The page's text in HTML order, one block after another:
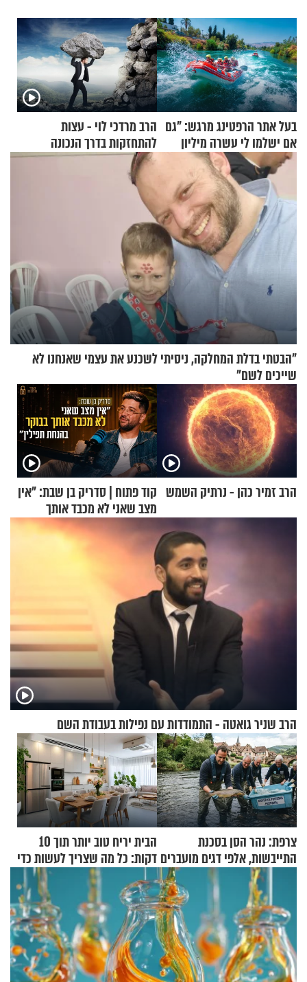
בעל אתר הרפטינג מרגש: "גם
אם ישלמו לי עשרה מיליון
שקלים - לא אפתח בשבת"
הרב מרדכי לוי - עצות
להתחזקות בדרך הנכונה
"הבטתי בדלת המחלקה, ניסיתי לשכנע את עצמי שאנחנו לא
שייכים לשם"
הרב זמיר כהן - נרתיק השמש קוד פתוח | סדריק בן שבת: "אין
מצב שאני לא מכבד אותך
בבוקר בהנחת תפילין"
הרב שניר גואטה - התמודדות עם נפילות בעבודת השם
צרפת: נהר הסן בסכנת
התייבשות, אלפי דגים מועברים
במבצעי חילוץ
הבית יריח טוב יותר תוך 10
דקות: כל מה שצריך לעשות כדי
לרענן את הבית